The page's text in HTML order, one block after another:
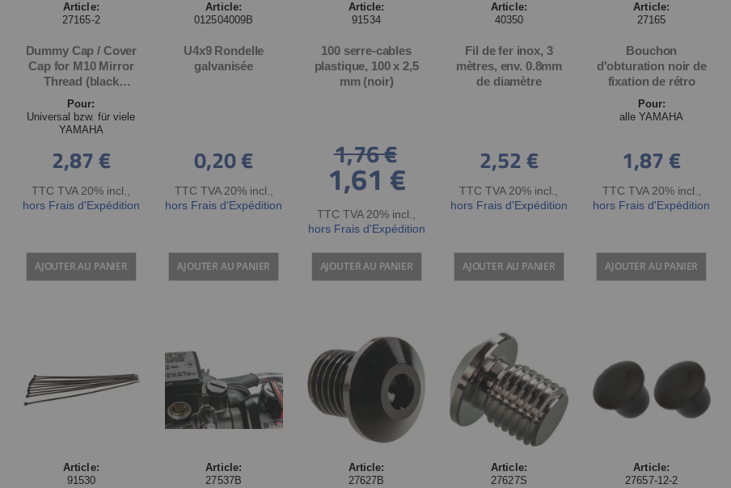
Article:
27165-2
Dummy Cap / Cover
Cap for M10 Mirror
Thread (black
plastic), diameter
shaft ca.10mm / head
ca.15mm, set of 2
Pour:
Universal bzw. für viele
YAMAHA
2,87 €
TTC TVA 20% incl.
hors Frais d'Expédition
AJOUTER AU PANIER
Article:
012504009B
U4x9 Rondelle
galvanisée
0,20 €
TTC TVA 20% incl.
hors Frais d'Expédition
AJOUTER AU PANIER
Article:
91534
100 serre-cables
plastique, 100 x 2,5
mm (noir)
1,76 €
Special
Price
1,61 €
TTC TVA 20% incl.,
hors Frais d'Expédition
AJOUTER AU PANIER
Article:
40350
Fil de fer inox, 3
mètres, env. 0.8mm
de diamètre
2,52 €
TTC TVA 20% incl.
hors Frais d'Expédition
AJOUTER AU PANIER
Article:
27165
Bouchon
d'obturation noir de
fixation de rétro
Pour:
alle YAMAHA
1,87 €
TTC TVA 20% incl.
hors Frais d'Expédition
AJOUTER AU PANIER
Article:
91530
Article:
27537B
Article:
27627B
Article:
27627S
Article:
27657-12-2